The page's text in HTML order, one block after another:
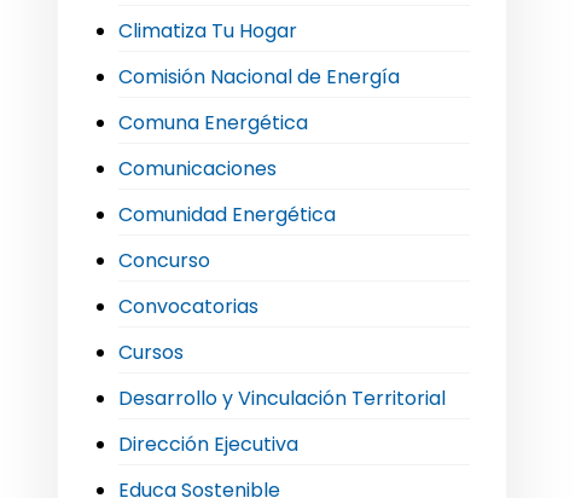
Climatiza Tu Hogar
Comisión Nacional de Energía
Comuna Energética
Comunicaciones
Comunidad Energética
Concurso
Convocatorias
Cursos
Desarrollo y Vinculación Territorial
Dirección Ejecutiva
Educa Sostenible